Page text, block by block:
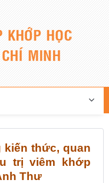
kiến thức, quan
trị viêm khớp
Thư